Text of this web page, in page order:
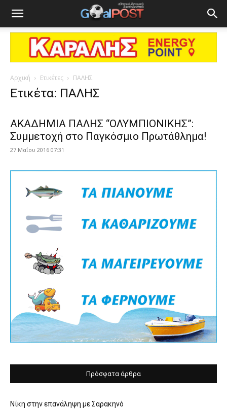
Αρχική Ετικέτες ΠΑΛΗΣ
Ετικέτα: ΠΑΛΗΣ
ΑΚΑΔΗΜΙΑ ΠΑΛΗΣ “ΟΛΥΜΠΙΟΝΙΚΗΣ”:
Συμμετοχή στο Παγκόσμιο Πρωτάθλημα!
27 Μαΐου 2016 07:31
Πρόσφατα άρθρα
Νίκη στην επανάληψη με Σαρακηνό